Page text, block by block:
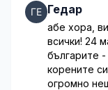
Гедар
абе хора,
всички! 24
българите
корените
огромно